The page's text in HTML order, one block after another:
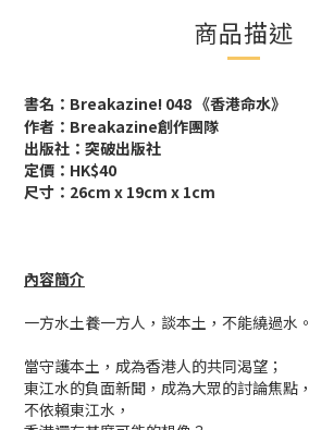
商品描述
書名：Breakazine! 048 《香港命水》
作者：Breakazine創作團隊
出版社：突破出版社
定價：HK$40
尺寸：26cm x 19cm x 1cm
內容簡介
一方水土養一方人，談本土，不能繞過水。
當守護本土，成為香港人的共同渴望；
東江水的負面新聞，成為大眾的討論焦點，
不依賴東江水，